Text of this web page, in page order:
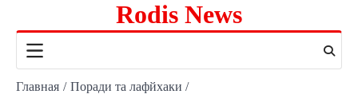
содержимому
Rodis News
Главная
Поради та лафйхаки